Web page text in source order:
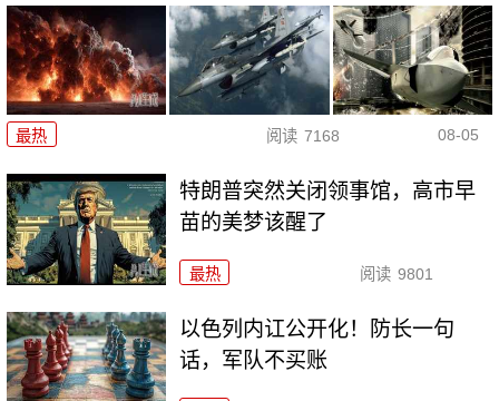
最热 阅读 7168 08-05
特朗普突然关闭领事馆，高市早
苗的美梦该醒了
最热 阅读 9801
以色列内讧公开化！防长一句
话，军队不买账